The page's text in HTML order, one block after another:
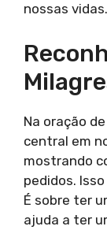
nossas vidas.
Na oração
central em
mostrando
pedidos.
É sobre ter
ajuda a ter